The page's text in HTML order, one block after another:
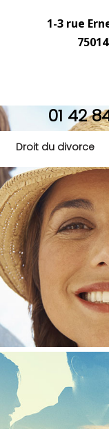
1-3 rue
01 42
Droit du divorce